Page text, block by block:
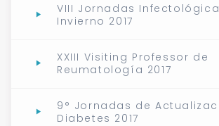
VIII Jornadas
Invierno 2017
XXIII Visiting Professor de
Reumatología 2017
9° Jornadas de
Diabetes 2017